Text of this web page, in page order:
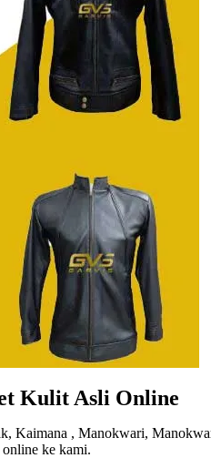
Kulit Asli Online
Kaimana , Manokwari,
ke kami.